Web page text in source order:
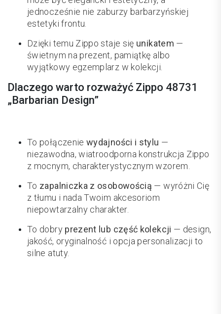
jednocześnie nie zaburzy barbarzyńskiej
estetyki frontu.
Dzięki temu Zippo staje się unikatem —
świetnym na prezent, pamiątkę albo
wyjątkowy egzemplarz w kolekcji.
Dlaczego warto rozważyć Zippo 48731
„Barbarian Design”
To połączeniewydajności i stylu —
niezawodna, wiatroodporna konstrukcja Zippo
z mocnym, charakterystycznym wzorem.
To zapalniczka z osobowością — wyróżni Cię
z tłumu i nada Twoim akcesoriom
niepowtarzalny charakter.
To dobry prezent lub część kolekcji — design,
jakość, oryginalność i opcja personalizacji to
silne atuty.